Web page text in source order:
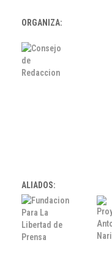
ORGANIZA:
ALIADOS: